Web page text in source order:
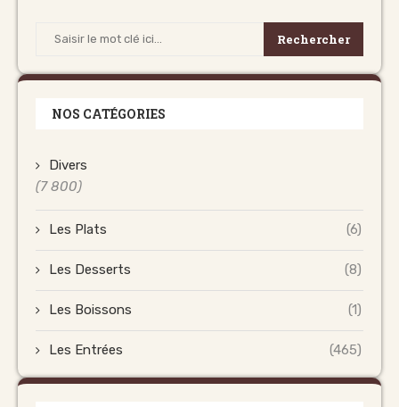
Rechercher
NOS CATÉGORIES
Divers
(7 800)
Les Plats (6)
Les Desserts (8)
Les Boissons (1)
Les Entrées (465)